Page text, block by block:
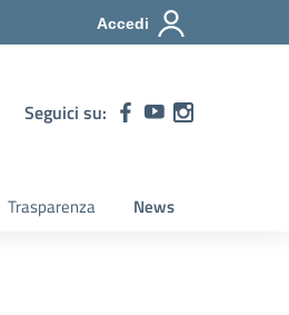
Accedi
Seguici su:
Trasparenza News